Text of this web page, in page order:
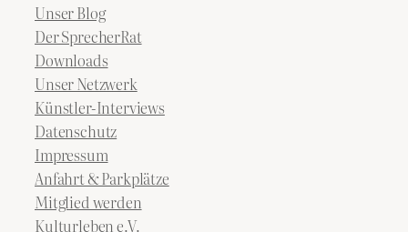
Unser Blog
Der SprecherRat
Downloads
Unser Netzwerk
Künstler-Interviews
Datenschutz
Impressum
Anfahrt & Parkplätze
Mitglied werden
Kulturleben e.V.